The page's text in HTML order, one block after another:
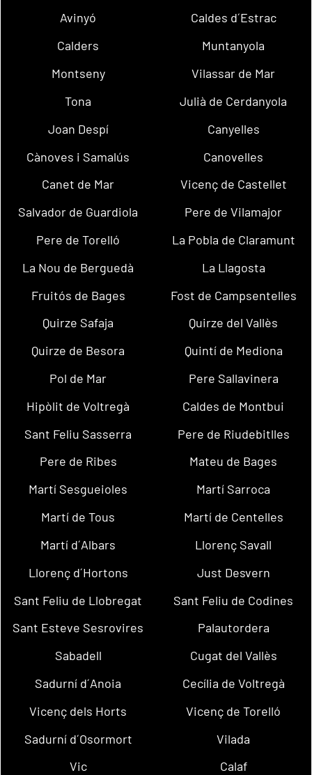
Avinyó
Caldes d´Estrac
Calders
Muntanyola
Montseny
Vilassar de Mar
Tona
Julià de Cerdanyola
Joan Despí
Canyelles
Cànoves i Samalús
Canovelles
Canet de Mar
Vicenç de Castellet
Salvador de Guardiola
Pere de Vilamajor
Pere de Torelló
La Pobla de Claramunt
La Nou de Berguedà
La Llagosta
Fruitós de Bages
Fost de Campsentelles
Quirze Safaja
Quirze del Vallès
Quirze de Besora
Quintí de Mediona
Pol de Mar
Pere Sallavinera
Hipòlit de Voltregà
Caldes de Montbui
Sant Feliu Sasserra
Pere de Riudebitlles
Pere de Ribes
Mateu de Bages
Martí Sesgueioles
Martí Sarroca
Martí de Tous
Martí de Centelles
Martí d´Albars
Llorenç Savall
Llorenç d´Hortons
Just Desvern
Sant Feliu de Llobregat
Sant Feliu de Codines
Sant Esteve Sesrovires
Palautordera
Sabadell
Cugat del Vallès
Sadurní d´Anoia
Cecília de Voltregà
Vicenç dels Horts
Vicenç de Torelló
Sadurní d´Osormort
Vilada
Vic
Calaf